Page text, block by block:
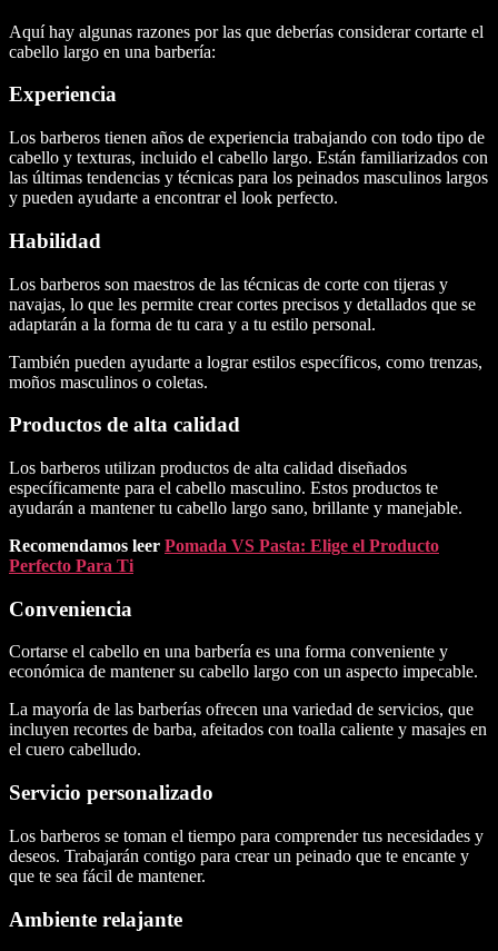
Aquí hay algunas razones por las que deberías considerar cortarte el
cabello largo en una barbería:
Experiencia
Los barberos tienen años de experiencia trabajando con todo tipo de
cabello y texturas, incluido el cabello largo. Están familiarizados con
las últimas tendencias y técnicas para los peinados masculinos largos
y pueden ayudarte a encontrar el look perfecto.
Habilidad
Los barberos son maestros de las técnicas de corte con tijeras y
navajas, lo que les permite crear cortes precisos y detallados que se
adaptarán a la forma de tu cara y a tu estilo personal.
También pueden ayudarte a lograr estilos específicos, como trenzas,
moños masculinos o coletas.
Productos de alta calidad
Los barberos utilizan productos de alta calidad diseñados
específicamente para el cabello masculino. Estos productos te
ayudarán a mantener tu cabello largo sano, brillante y manejable.
Recomendamos leer Pomada VS Pasta: Elige el Producto
Perfecto Para Ti
Conveniencia
Cortarse el cabello en una barbería es una forma conveniente y
económica de mantener su cabello largo con un aspecto impecable.
La mayoría de las barberías ofrecen una variedad de servicios, que
incluyen recortes de barba, afeitados con toalla caliente y masajes en
el cuero cabelludo.
Servicio personalizado
Los barberos se toman el tiempo para comprender tus necesidades y
deseos. Trabajarán contigo para crear un peinado que te encante y
que te sea fácil de mantener.
Ambiente relajante